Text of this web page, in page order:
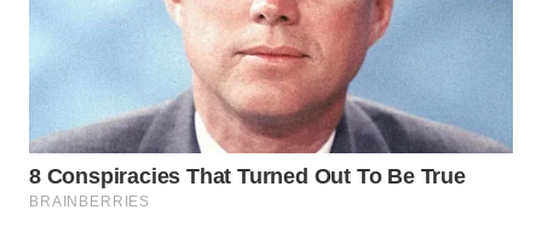
WN
CIREBON